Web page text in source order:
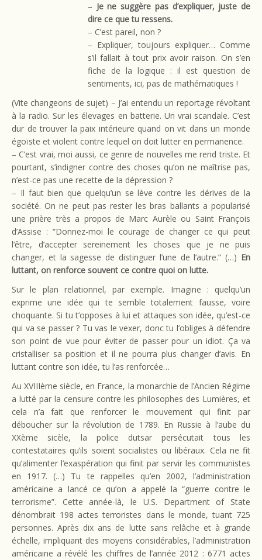
– Je ne suggère pas d’expliquer, juste de
dire ce que tu ressens.
– C’est pareil, non ?
– Expliquer, toujours expliquer… Comme
s’il fallait à tout prix avoir raison. On s’en
fiche de la logique : il est question de
sentiments, ici, pas de mathématiques !
(Vite changeons de sujet) – J’ai entendu un reportage révoltant
à la radio. Sur les élevages en batterie. Un vrai scandale. C’est
dur de trouver la paix intérieure quand on vit dans un monde
égoïste et violent contre lequel on doit lutter en permanence.
– C’est vrai, moi aussi, ce genre de nouvelles me rend triste. Et
pourtant, s’indigner contre des choses qu’on ne maîtrise pas,
n’est-ce pas une recette de la dépression ?
– Il faut bien que quelqu’un se lève contre les dérives de la
société. On ne peut pas rester les bras ballants a popularisé
une prière très a propos de Marc Aurèle ou Saint François
d’Assise : “Donnez-moi le courage de changer ce qui peut
l’être, d’accepter sereinement les choses que je ne puis
changer, et la sagesse de distinguer l’une de l’autre.” (…) En
luttant, on renforce souvent ce contre quoi on lutte.
Sur le plan relationnel, par exemple. Imagine : quelqu’un
exprime une idée qui te semble totalement fausse, voire
choquante. Si tu t’opposes à lui et attaques son idée, qu’est-ce
qui va se passer ? Tu vas le vexer, donc tu l’obliges à défendre
son point de vue pour éviter de passer pour un idiot. Ça va
cristalliser sa position et il ne pourra plus changer d’avis. En
luttant contre son idée, tu l’as renforcée…
Au XVIIIème siècle, en France, la monarchie de l’Ancien Régime
a lutté par la censure contre les philosophes des Lumières, et
cela n’a fait que renforcer le mouvement qui finit par
déboucher sur la révolution de 1789. En Russie à l’aube du
XXème sicèle, la police dutsar persécutait tous les
contestataires qu’ils soient socialistes ou libéraux. Cela ne fit
qu’alimenter l’exaspération qui finit par servir les communistes
en 1917. (…) Tu te rappelles qu’en 2002, l’administration
américaine a lancé ce qu’on a appelé la “guerre contre le
terrorisme”. Cette année-là, le U.S. Department of State
dénombrait 198 actes terroristes dans le monde, tuant 725
personnes. Après dix ans de lutte sans relâche et à grande
échelle, impliquant des moyens considérables, l’administration
américaine a révélé les chiffres de l’année 2012 : 6771 actes